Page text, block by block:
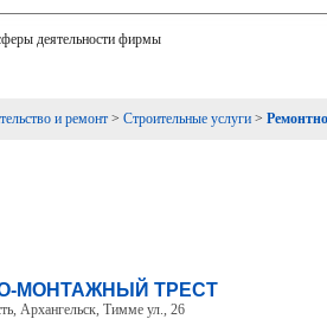
деятельности фирмы
и ремонт > Строительные услуги >
МОНТАЖНЫЙ ТРЕСТ
Архангельск, Тимме ул., 26